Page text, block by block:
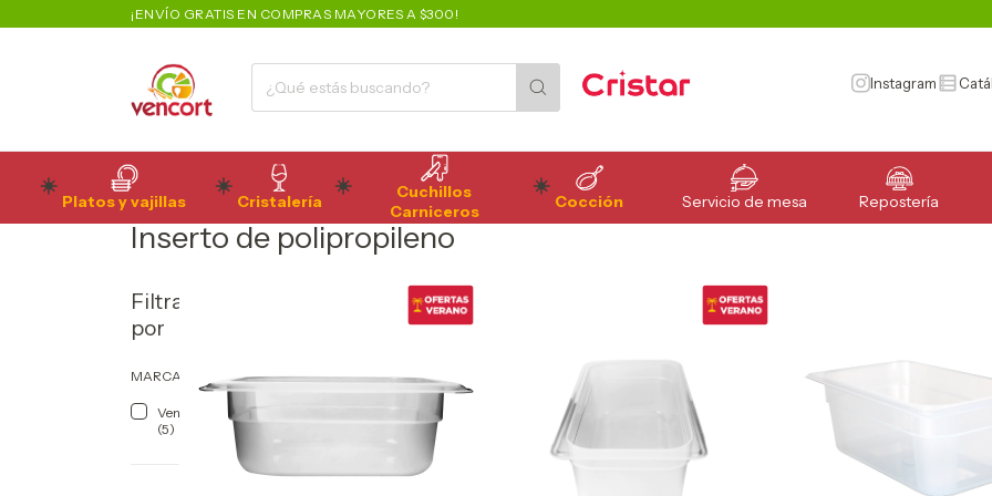
¡ENVÍO GRATIS EN COMPRAS MAYORES A $300!
Instagram
Platos y vajillas Cristalería
Cuchillos
Carniceros
Cocción Servicio de mesa Repostería
Inicio>Organización>Insertos> Inserto de polipropileno
Inserto de polipropileno
Filtrar
por
MARCA
Vencort
(5)